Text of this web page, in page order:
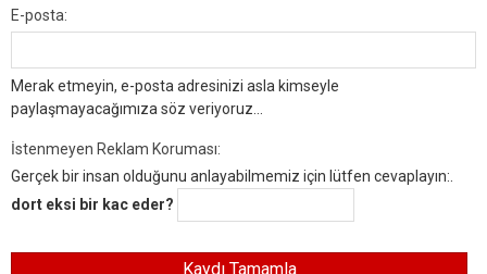
E-posta:
Merak etmeyin, e-posta adresinizi asla kimseyle
paylaşmayacağımıza söz veriyoruz...
İstenmeyen Reklam Koruması:
Gerçek bir insan olduğunu anlayabilmemiz için lütfen cevaplayın:.
dort eksi bir kac eder?